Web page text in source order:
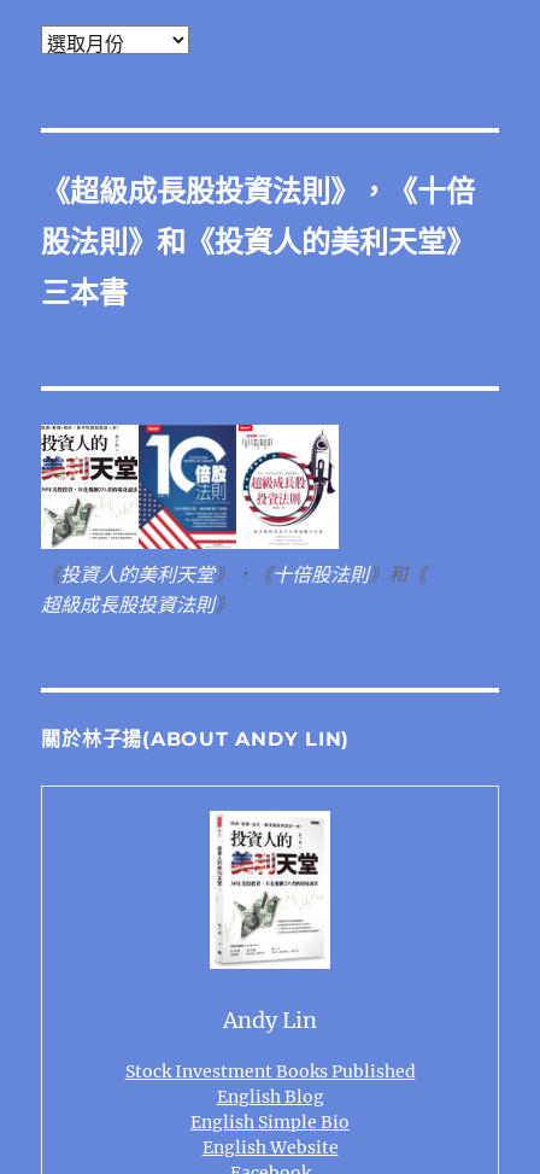
彙
《超級成長股投資法則》，《十倍
股法則》和《投資人的美利天堂》
三本書
《投資人的美利天堂》，《十倍股法則》和《
超級成長股投資法則》
關於林子揚(ABOUT ANDY LIN)
Andy Lin
Stock Investment Books Published
English Blog
English Simple Bio
English Website